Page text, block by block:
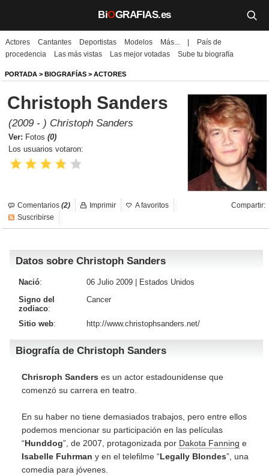
BiOGRAFIAS.es
Biografías
Películas
TV
Música
Un día como hoy
Galerías
Iniciar sesión
Actores Cantantes Deportistas Modelos Más...
País de
procedencia
Las más vistas Las mejor votadas Sube tu biografía
PORTADA > BIOGRAFÍAS > ACTORES
Christoph Sanders
(2009 - ) Christoph Sanders
Ver: Fotos (0)
Los usuarios votaron:
Comentarios (2) Compartir:
Imprimir
A favoritos
Suscribirse
Datos sobre Christoph Sanders
Nació: 06 Julio 2009 |
Estados Unidos
Signo del
zodiaco:
Cancer
Sitio web: http://www.christophsanders.net/
Biografía de Christoph Sanders
Chrisroph Sanders es un actor estadounidense que
comenzó su carrera en teatro.
En su haber no tiene demasiados trabajos, pero entre ellos
podemos mencionar su participación en las películas
“Hunddog”, de 2007, protagonizada por Dakota Fanning e
Isabelle Fuhrman y en el telefilme “Legally Blondes”, una
comedia para jóvenes.